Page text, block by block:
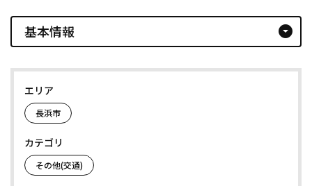
基本情報 arrow_drop_down_circle
エリア
長浜市
カテゴリ
その他(交通)